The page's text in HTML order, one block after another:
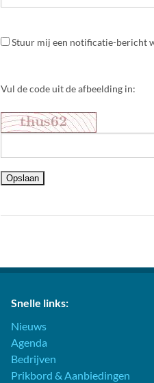
Stuur mij een notificatie-bericht
Vul de code uit de afbeelding in:
Snelle links:
Nieuws
Agenda
Bedrijven
Prikbord & Aanbiedingen